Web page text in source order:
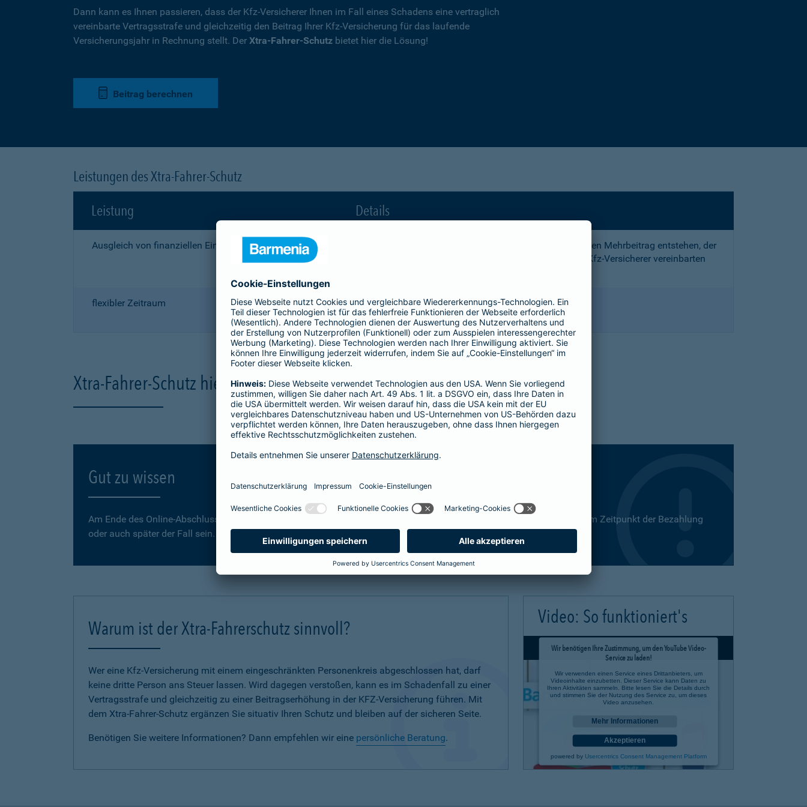
Dann kann es Ihnen passieren, dass der Kfz-Versicherer Ihnen im Fall eines Schadens eine vertraglich
vereinbarte Vertragsstrafe und gleichzeitig den Beitrag Ihrer Kfz-Versicherung für das laufende
Versicherungsjahr in Rechnung stellt. Der Xtra-Fahrer-Schutz bietet hier die Lösung!
Beitrag berechnen
Leistungen des Xtra-Fahrer-Schutz
Leistung
Details
Ausgleich von finanziellen Einbußen
die Ihnen nach einem Unfall durch die Vertragsstrafe und den Mehrbeitrag entstehen, der
Ihnen wegen einer unerlaubten Erweiterung des mit Ihrem Kfz-Versicherer vereinbarten
flexibler Zeitraum
1, 2 oder 3 Tage bzw.
1, 2 oder 3 Wochen
Xtra-Fahrer-Schutz hier online berechnen und direkt abschließen
Gut zu wissen
Am Ende des Online-Abschlusses können Sie selbst bestimmen, ab wann Ihr Xtra-Fahrer-Schutz gültig ist. Dies kann zum Zeitpunkt der Bezahlung
oder auch später der Fall sein.
Warum ist der Xtra-Fahrerschutz sinnvoll?
Wer eine Kfz-Versicherung mit einem eingeschränkten Personenkreis abgeschlossen hat, darf
keine dritte Person ans Steuer lassen. Wird dagegen verstoßen, kann es im Schadenfall zu einer
Vertragsstrafe und gleichzeitig zu einer Beitragserhöhung in der KFZ-Versicherung führen. Mit
dem Xtra-Fahrer-Schutz ergänzen Sie situativ Ihren Schutz und bleiben auf der sicheren Seite.
Benötigen Sie weitere Informationen? Dann empfehlen wir eine persönliche Beratung.
Video: So funktioniert's
Wir benötigen Ihre Zustimmung, um den YouTube Video-
Service zu laden!
Wir verwenden einen Service eines Drittanbieters, um
Videoinhalte einzubetten. Dieser Service kann Daten zu
Ihren Aktivitäten sammeln. Bitte lesen Sie die Details durch
und stimmen Sie der Nutzung des Service zu, um dieses
Video anzusehen.
Mehr Informationen
Akzeptieren
powered by Usercentrics Consent Management Platform